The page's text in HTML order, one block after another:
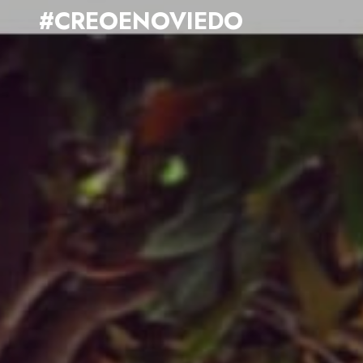
#CREOENOVIEDO